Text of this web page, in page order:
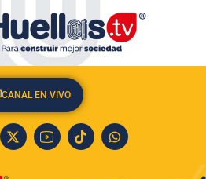
CANAL EN VIVO